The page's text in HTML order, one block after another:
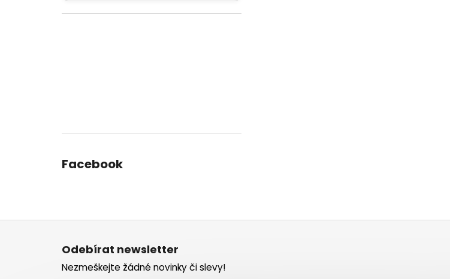
Facebook
Odebírat newsletter
Nezmeškejte žádné novinky či slevy!